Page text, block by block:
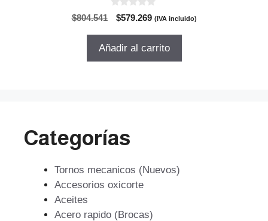
$804.541
El
original
$579.269El
actual
(IVA incluido)
Añadir al carrito
Categorías
Tornos mecanicos (Nuevos)
Accesorios oxicorte
Aceites
Acero rapido (Brocas)